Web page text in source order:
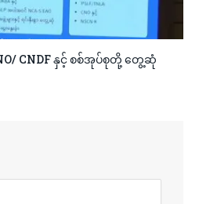
CNDF နှင့် စစ်အုပ်စုတို့ တွေ့ဆုံ